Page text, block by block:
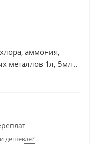
аммония,
металлов 1л, 5мл
дешевле?